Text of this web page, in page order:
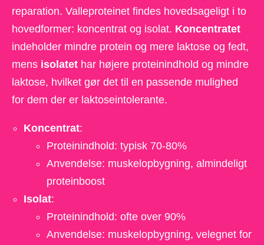
reparation. Valleproteinet findes hovedsageligt i to
hovedformer: koncentrat og isolat. Koncentratet
indeholder mindre protein og mere laktose og fedt,
mens isolatet har højere proteinindhold og mindre
laktose, hvilket gør det til en passende mulighed
for dem der er laktoseintolerante.
Koncentrat:
Proteinindhold: typisk 70-80%
Anvendelse: muskelopbygning, almindeligt
proteinboost
Isolat:
Proteinindhold: ofte over 90%
Anvendelse: muskelopbygning, velegnet for